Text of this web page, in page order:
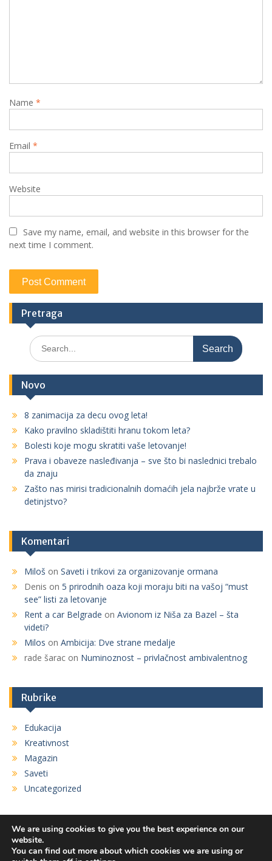
Name *
Email *
Website
Save my name, email, and website in this browser for the
next time I comment.
Pretraga
S
e
r
f
o
r
:
Novo
8 zanimacija za decu ovog leta!
Kako pravilno skladištiti hranu tokom leta?
Bolesti koje mogu skratiti vaše letovanje!
Prava i obaveze nasleđivanja – sve što bi naslednici trebalo
da znaju
Zašto nas mirisi tradicionalnih domaćih jela najbrže vrate u
detinjstvo?
Komentari
Miloš on Saveti i trikovi za organizovanje ormana
Denis on 5 prirodnih oaza koji moraju biti na vašoj “must
see” listi za letovanje
Rent a car Belgrade on Avionom iz Niša za Bazel – šta
videti?
Milos on Ambicija: Dve strane medalje
rade šarac on Numinoznost – privlačnost ambivalentnog
Rubrike
Edukacija
Kreativnost
Magazin
Saveti
Uncategorized
We are using cookies to give you the best experience on our
website.
You can find out more about which cookies we are using or